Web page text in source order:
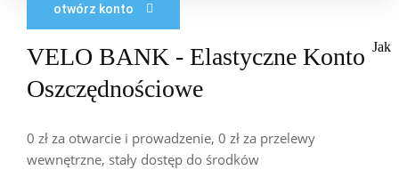
otwórz konto
VELO BANK - Elastyczne Konto
Oszczędnościowe
0 zł za otwarcie i prowadzenie, 0 zł za przelewy
wewnętrzne, stały dostęp do środków
Jak